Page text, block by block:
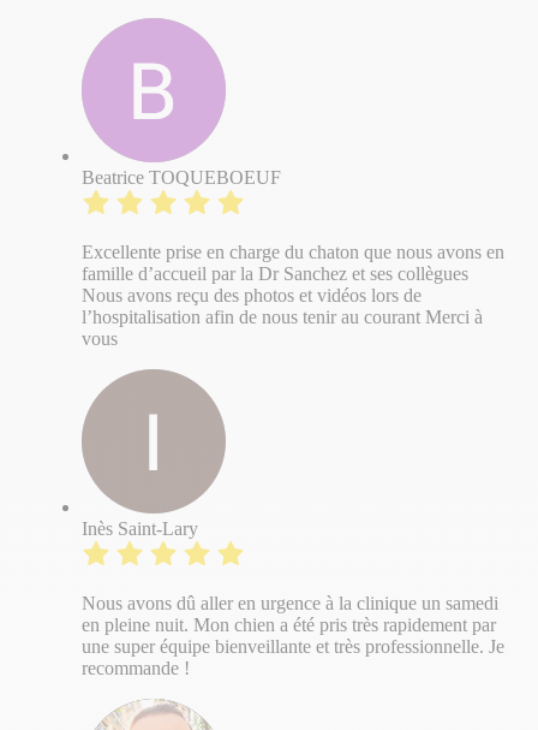
Beatrice TOQUEBOEUF
Excellente prise en charge du chaton que nous avons en
famille d’accueil par la Dr Sanchez et ses collègues
Nous avons reçu des photos et vidéos lors de
l’hospitalisation afin de nous tenir au courant Merci à
vous
Inès Saint-Lary
Nous avons dû aller en urgence à la clinique un samedi
en pleine nuit. Mon chien a été pris très rapidement par
une super équipe bienveillante et très professionnelle. Je
recommande !